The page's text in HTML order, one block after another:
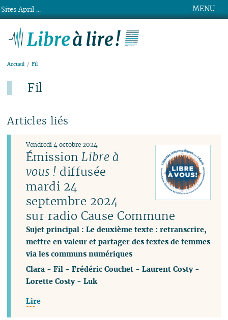
MENU
Accueil Fil
Fil
Articles liés
ÉmissionLibre à
vous ! diffusée
mardi 24
septembre 2024
sur radio Cause Commune
Sujet principal : Le deuxième texte : retranscrire,
mettre en valeur et partager des textes de femmes
via les communs numériques
Vendredi 4 octobre 2024
Clara -Fil -Frédéric Couchet -Laurent Costy-
Lorette Costy-Luk
Lire
Sites April ...